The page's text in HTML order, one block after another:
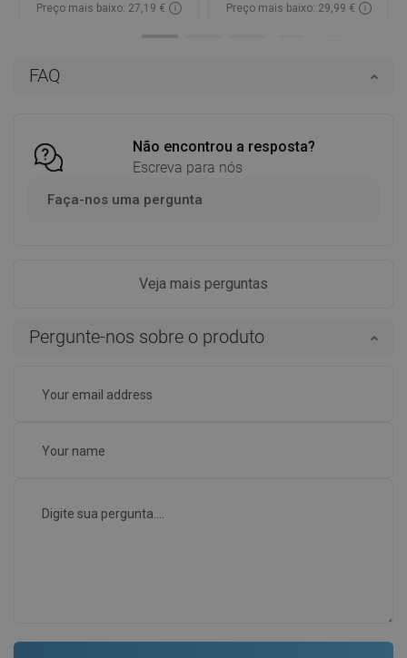
FAQ
Não encontrou a resposta?
Escreva para nós
Faça-nos uma pergunta
Veja mais perguntas
Pergunte-nos sobre o produto
Preço mais baixo: 27,19 €
Preço mais baixo: 29,99 €